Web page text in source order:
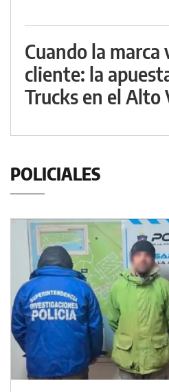
Cuando la marca
cliente: la
Trucks en el Alto
POLICIALES